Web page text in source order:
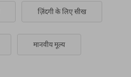
ज़िंदगी के लिए सीख
मानवीय मूल्य